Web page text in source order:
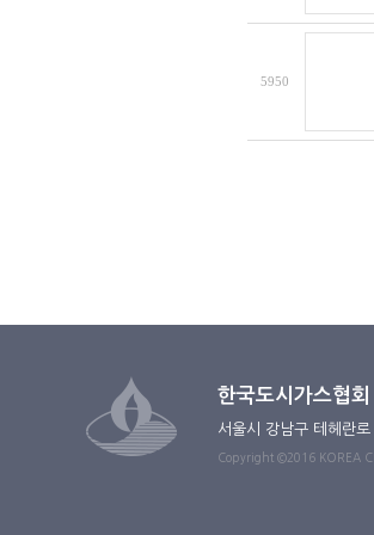
5950
한국도시가스협회
서울시 강남구 테헤란
Copyright ©2016 KOREA